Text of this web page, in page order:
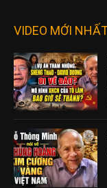
VIDEO MỚI